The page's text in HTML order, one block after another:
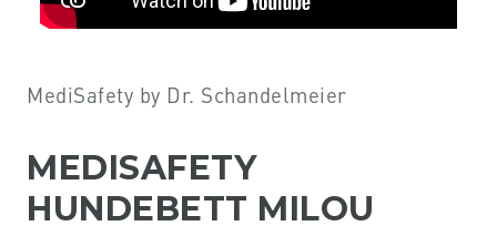
MediSafety by Dr. Schandelmeier
MEDISAFETY
HUNDEBETT MILOU